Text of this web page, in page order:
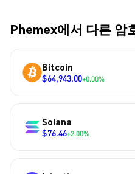
Phemex에서 다른 암
Bitcoin
$64,943.00+0.00%
Solana
$76.46+2.00%